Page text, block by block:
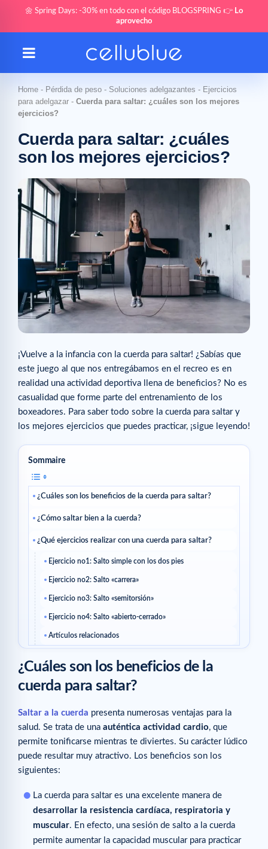
🌼 Spring Days: -30% en todo con el código BLOGSPRING 👉 Lo
aprovecho
Home - Pérdida de peso - Soluciones adelgazantes - Ejercicios
para adelgazar - Cuerda para saltar: ¿cuáles son los mejores
ejercicios?
Cuerda para saltar: ¿cuáles
son los mejores ejercicios?
¡Vuelve a la infancia con la cuerda para saltar! ¿Sabías que
este juego al que nos entregábamos en el recreo es en
realidad una actividad deportiva llena de beneficios? No es
casualidad que forme parte del entrenamiento de los
boxeadores. Para saber todo sobre la cuerda para saltar y
los mejores ejercicios que puedes practicar, ¡sigue leyendo!
Sommaire
¿Cuáles son los beneficios de la cuerda para saltar?
¿Cómo saltar bien a la cuerda?
¿Qué ejercicios realizar con una cuerda para saltar?
Ejercicio no1: Salto simple con los dos pies
Ejercicio no2: Salto «carrera»
Ejercicio no3: Salto «semitorsión»
Ejercicio no4: Salto «abierto-cerrado»
Artículos relacionados
¿Cuáles son los beneficios de la
cuerda para saltar?
Saltar a la cuerda presenta numerosas ventajas para la
salud. Se trata de una auténtica actividad cardio, que
permite tonificarse mientras te diviertes. Su carácter lúdico
puede resultar muy atractivo. Los beneficios son los
siguientes:
La cuerda para saltar es una excelente manera de
desarrollar la resistencia cardíaca, respiratoria y
muscular. En efecto, una sesión de salto a la cuerda
permite aumentar la capacidad muscular para practicar